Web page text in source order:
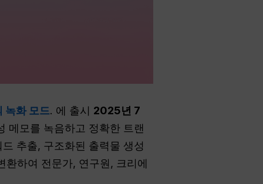
녹화 모드. 에 출시 2025년 7
메모를 녹음하고 정확한 트랜
추출, 구조화된 출력물 생성
하여 전문가, 연구원, 크리에